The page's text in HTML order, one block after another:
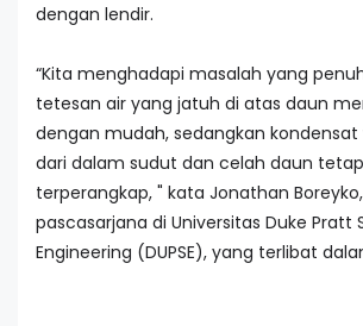
dengan lendir.
“Kita menghadapi masalah yang
tetesan air yang jatuh di atas daun
dengan mudah, sedangkan
dari dalam sudut dan celah daun
terperangkap, " kata Jonathan
pascasarjana di Universitas Duke Pratt
Engineering (DUPSE), yang terlibat